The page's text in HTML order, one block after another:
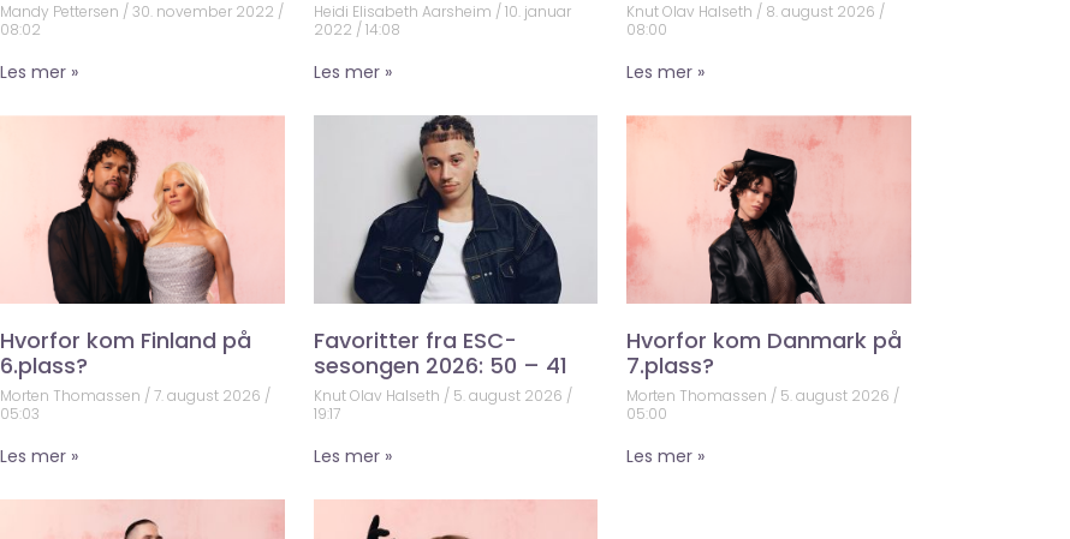
Mandy Pettersen
30. november 2022
08:02
Les mer »
Heidi Elisabeth Aarsheim
10. januar
2022
14:08
Les mer »
Knut Olav Halseth
8. august 2026
08:00
Les mer »
Hvorfor kom Finland på
6.plass?
Morten Thomassen
7. august 2026
05:03
Les mer »
Favoritter fra ESC-
sesongen 2026: 50 – 41
Knut Olav Halseth 5. august 2026
19:17
Les mer »
Hvorfor kom Danmark på
7.plass?
Morten Thomassen
5. august 2026
05:00
Les mer »